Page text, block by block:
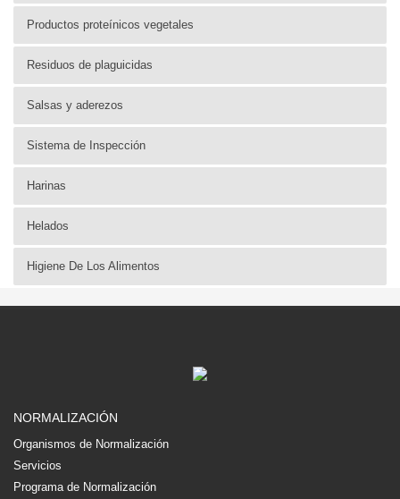
Productos proteínicos vegetales
Residuos de plaguicidas
Salsas y aderezos
Sistema de Inspección
Harinas
Helados
Higiene De Los Alimentos
NORMALIZACIÓN
Organismos de Normalización
Servicios
Programa de Normalización